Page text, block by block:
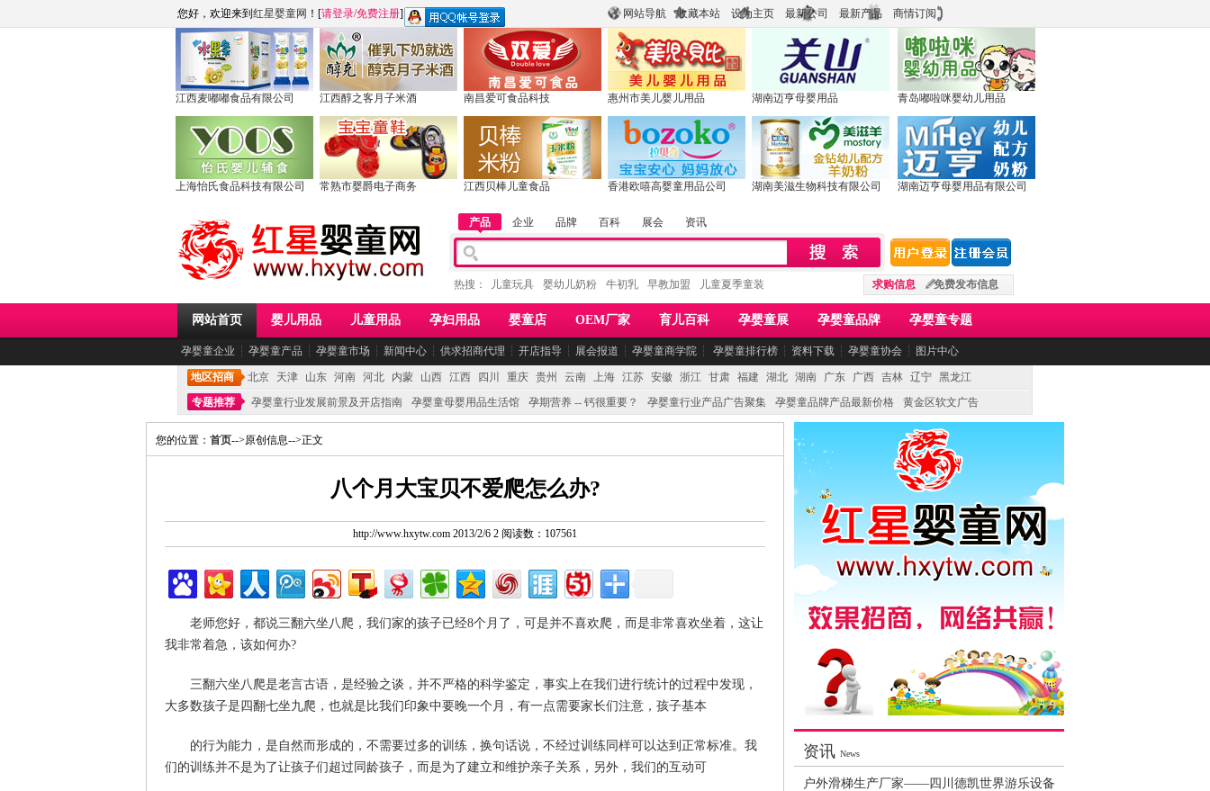
网站导航 收藏本站 设为主页 最新公司 最新产品 商情订阅
您好，欢迎来到 红星婴童网 ！[请登录/免费注册]
江西麦嘟嘟食品有限公司 江西醇之客月子米酒 南昌爱可食品科技 惠州市美儿婴儿用品 湖南迈亨母婴用品 青岛嘟啦咪婴幼儿用品
上海怡氏食品科技有限公司 常熟市婴爵电子商务 江西贝棒儿童食品 香港欧嘻高婴童用品公司 湖南美滋生物科技有限公司 湖南迈亨母婴用品有限公司
产品 企业 品牌 百科 展会 资讯
求购信息 免费发布信息
热搜： 儿童玩具 婴幼儿奶粉 牛初乳 早教加盟 儿童夏季童装
网站首页 婴儿用品 儿童用品 孕妇用品 婴童店 OEM厂家 育儿百科 孕婴童展 孕婴童品牌 孕婴童专题
孕婴童企业 ┆ 孕婴童产品 ┆ 孕婴童市场 ┆ 新闻中心 ┆ 供求招商代理 ┆ 开店指导 ┆ 展会报道 ┆ 孕婴童商学院 ┆ 孕婴童排行榜 ┆ 资料下载 ┆ 孕婴童协会 ┆ 图片中心
地区招商 北京 天津 山东 河南 河北 内蒙 山西 江西 四川 重庆 贵州 云南 上海 江苏 安徽 浙江 甘肃 福建 湖北 湖南 广东 广西 吉林 辽宁 黑龙江
专题推荐
孕婴童行业发展前景及开店指南 孕婴童母婴用品生活馆 孕期营养 -- 钙很重要？ 孕婴童行业产品广告聚集 孕婴童品牌产品最新价格 黄金区软文广告
您的位置： 首页-->原创信息-->正文
八个月大宝贝不爱爬怎么办?
http://www.hxytw.com 2013/2/6 2 阅读数：107561
老师您好，都说三翻六坐八爬，我们家的孩子已经8个月了，可是并不喜欢爬，而是非常喜欢坐着，这让
我非常着急，该如何办?
三翻六坐八爬是老言古语，是经验之谈，并不严格的科学鉴定，事实上在我们进行统计的过程中发现，
大多数孩子是四翻七坐九爬，也就是比我们印象中要晚一个月，有一点需要家长们注意，孩子基本
的行为能力，是自然而形成的，不需要过多的训练，换句话说，不经过训练同样可以达到正常标准。我
们的训练并不是为了让孩子们超过同龄孩子，而是为了建立和维护亲子关系，另外，我们的互动可
资讯 News
户外滑梯生产厂家——四川德凯世界游乐设备